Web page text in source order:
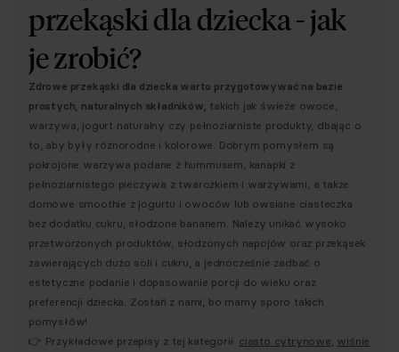
przekąski dla dziecka - jak
je zrobić?
Zdrowe przekąski dla dziecka warto przygotowywać na bazie
prostych, naturalnych składników, takich jak świeże owoce,
warzywa, jogurt naturalny czy pełnoziarniste produkty, dbając o
to, aby były różnorodne i kolorowe. Dobrym pomysłem są
pokrojone warzywa podane z hummusem, kanapki z
pełnoziarnistego pieczywa z twarożkiem i warzywami, a także
domowe smoothie z jogurtu i owoców lub owsiane ciasteczka
bez dodatku cukru, słodzone bananem. Należy unikać wysoko
przetworzonych produktów, słodzonych napojów oraz przekąsek
zawierających dużo soli i cukru, a jednocześnie zadbać o
estetyczne podanie i dopasowanie porcji do wieku oraz
preferencji dziecka. Zostań z nami, bo mamy sporo takich
pomysłów!
👉 Przykładowe przepisy z tej kategorii: ciasto cytrynowe, wiśnie